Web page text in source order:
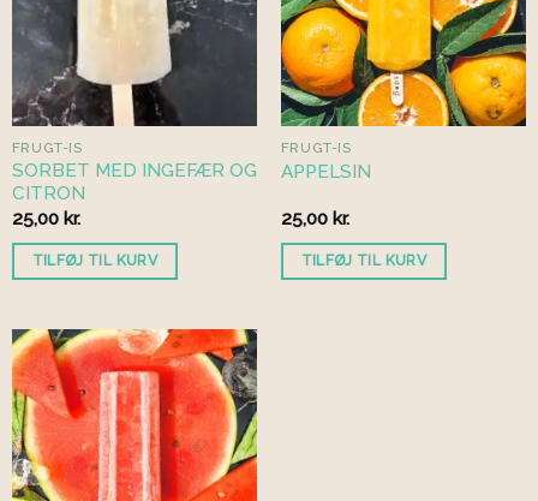
FRUGT-IS
SORBET MED INGEFÆR OG
CITRON
25,00 kr.
TILFØJ TIL KURV
FRUGT-IS
APPELSIN
25,00 kr.
TILFØJ TIL KURV